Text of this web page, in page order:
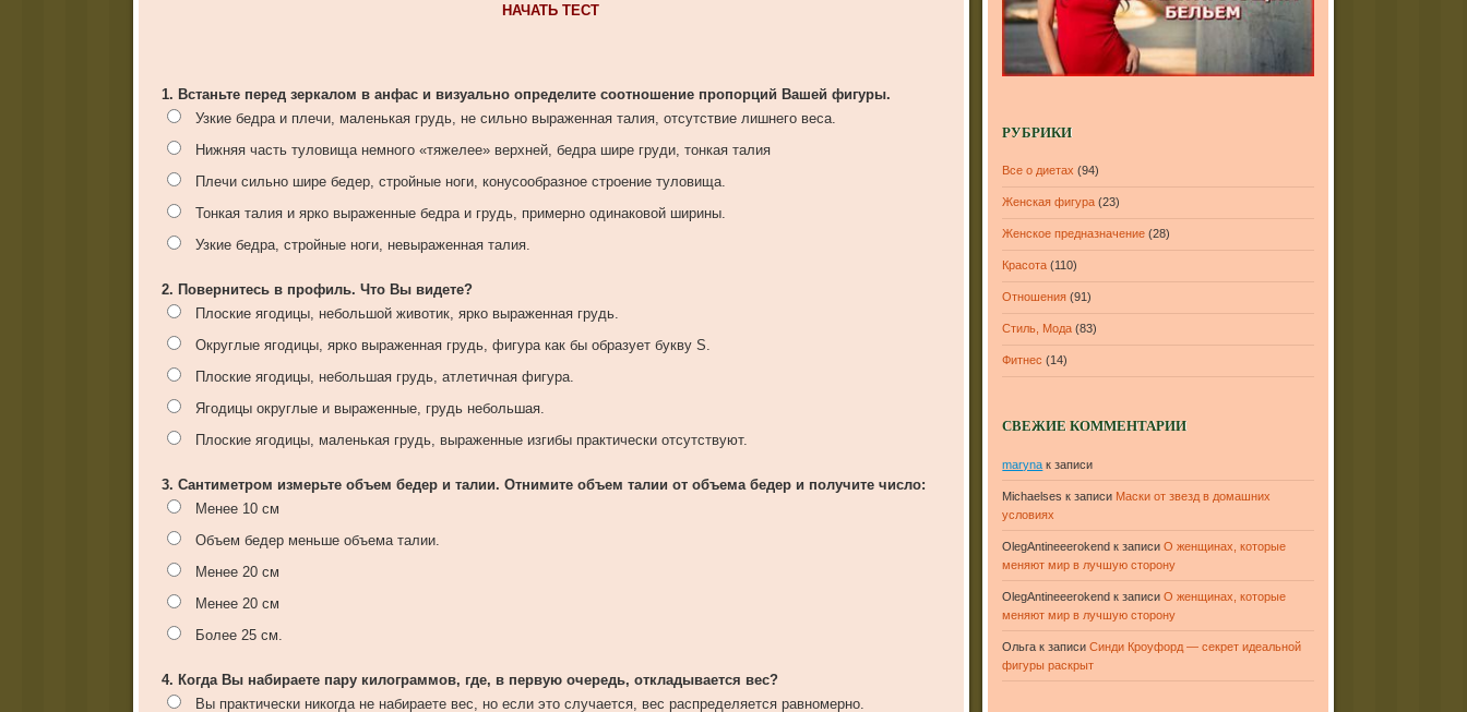
НАЧАТЬ ТЕСТ
1. Встаньте перед зеркалом в анфас и визуально определите соотношение пропорций Вашей фигуры.
Узкие бедра и плечи, маленькая грудь, не сильно выраженная талия, отсутствие лишнего веса.
Нижняя часть туловища немного «тяжелее» верхней, бедра шире груди, тонкая талия
Плечи сильно шире бедер, стройные ноги, конусообразное строение туловища.
Тонкая талия и ярко выраженные бедра и грудь, примерно одинаковой ширины.
Узкие бедра, стройные ноги, невыраженная талия.
2. Повернитесь в профиль. Что Вы видете?
Плоские ягодицы, небольшой животик, ярко выраженная грудь.
Округлые ягодицы, ярко выраженная грудь, фигура как бы образует букву S.
Плоские ягодицы, небольшая грудь, атлетичная фигура.
Ягодицы округлые и выраженные, грудь небольшая.
Плоские ягодицы, маленькая грудь, выраженные изгибы практически отсутствуют.
3. Сантиметром измерьте объем бедер и талии. Отнимите объем талии от объема бедер и получите число:
Менее 10 см
Объем бедер меньше объема талии.
Менее 20 см
Менее 20 см
Более 25 см.
4. Когда Вы набираете пару килограммов, где, в первую очередь, откладывается вес?
Вы практически никогда не набираете вес, но если это случается, вес распределяется равномерно.
РУБРИКИ
Все о диетах (94)
Женская фигура (23)
Женское предназначение (28)
Красота (110)
Отношения (91)
Стиль, Мода (83)
Фитнес (14)
СВЕЖИЕ КОММЕНТАРИИ
maryna к записи
Michaelses к записи Маски от звезд в домашних
условиях
OlegAntineeerokend к записиО женщинах, которые
меняют мир в лучшую сторону
OlegAntineeerokend к записиО женщинах, которые
меняют мир в лучшую сторону
Ольга к записиСинди Кроуфорд — секрет идеальной
фигуры раскрыт